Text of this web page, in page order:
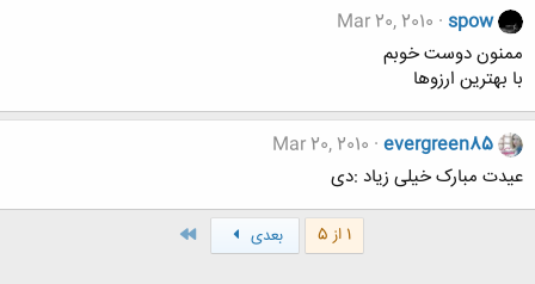
spow
Mar 20, 2010
ممنون دوست خوبم
با بهترین ارزوها
evergreen85
Mar 20, 2010
عیدت مبارک خیلی زیاد :دی
1 از 5 بعدی